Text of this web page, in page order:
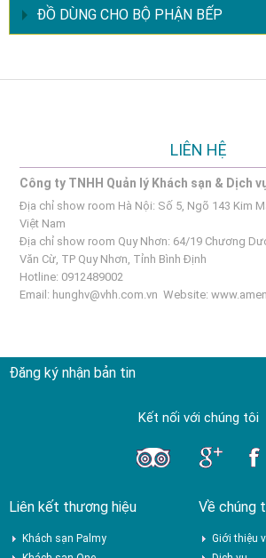
ĐỒ DÙNG CHO BỘ PHẬN BẾP
LIÊN HỆ
Công ty TNHH Quản lý Khách sạn & Dịch
Địa chỉ show room Hà Nội: Số 5, Ngõ 143 Kim
Việt Nam
Địa chỉ show room Quy Nhơn: 64/19 Chương
Văn Cừ, TP Quy Nhơn, Tỉnh Bình Định
Hotline: 0912489002
Email: hunghv@vhh.com.vn Website:
Đăng ký nhận bản tin
Kết nối với chúng tôi
Liên kết thương hiệu
Khách sạn Palmy
Về chúng
Giới thiệu